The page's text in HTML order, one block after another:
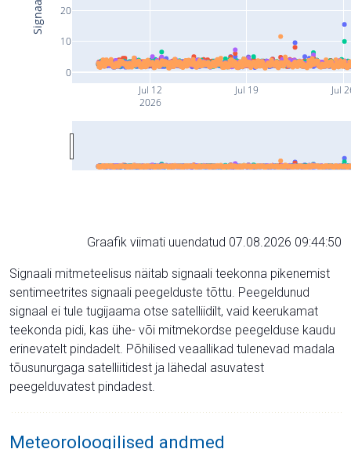
Jul 12
2026
Jul 19 Jul
0
10
20
Graafik viimati uuendatud 07.08.2026 09:44:50
Signaali mitmeteelisus näitab signaali teekonna pikenemist
sentimeetrites signaali peegelduste tõttu. Peegeldunud
signaal ei tule tugijaama otse satelliidilt, vaid keerukamat
teekonda pidi, kas ühe- või mitmekordse peegelduse kaudu
erinevatelt pindadelt. Põhilised veaallikad tulenevad madala
tõusunurgaga satelliitidest ja lähedal asuvatest
peegelduvatest pindadest.
Meteoroloogilised andmed